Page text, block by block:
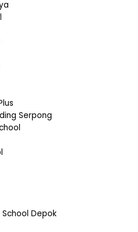
Serpong
Depok